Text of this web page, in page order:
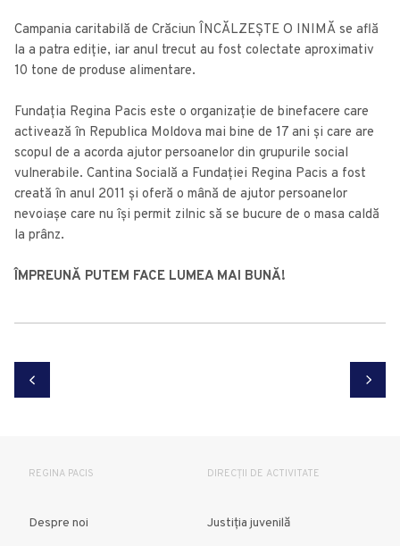
Campania caritabilă de Crăciun ÎNCĂLZEȘTE O INIMĂ se află
la a patra ediție, iar anul trecut au fost colectate aproximativ
10 tone de produse alimentare.
Fundația Regina Pacis este o organizație de binefacere care
activează în Republica Moldova mai bine de 17 ani și care are
scopul de a acorda ajutor persoanelor din grupurile social
vulnerabile. Cantina Socială a Fundației Regina Pacis a fost
creată în anul 2011 și oferă o mână de ajutor persoanelor
nevoiașe care nu își permit zilnic să se bucure de o masa caldă
la prânz.
ÎMPREUNĂ PUTEM FACE LUMEA MAI BUNĂ!
REGINA PACIS
Despre noi
DIRECȚII DE ACTIVITATE
Justiția juvenilă